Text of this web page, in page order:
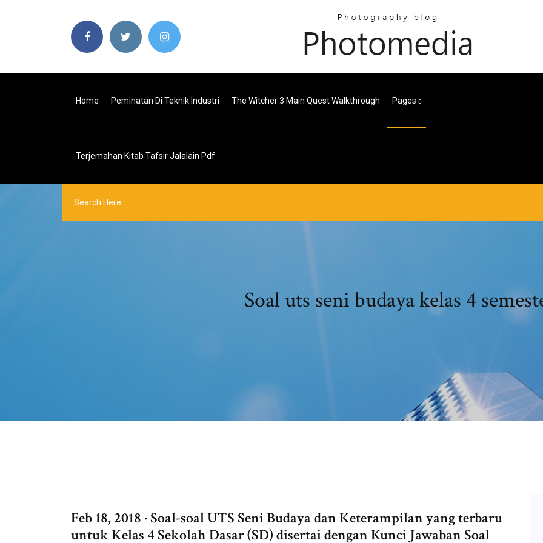
Home Peminatan Di Teknik Industri The Witcher 3 Main Quest Walkthrough Pages
Terjemahan Kitab Tafsir Jalalain Pdf
Soal uts seni budaya kelas 4
Feb 18, 2018 · Soal-soal UTS Seni Budaya dan Keterampilan yang terbaru
untuk Kelas 4 Sekolah Dasar (SD) disertai dengan Kunci Jawaban Soal